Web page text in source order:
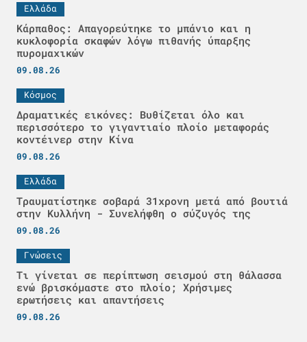
Ελλάδα
Κάρπαθος: Απαγορεύτηκε το μπάνιο και η
κυκλοφορία σκαφών λόγω πιθανής ύπαρξης
πυρομαχικών
09.08.26
Κόσμος
Δραματικές εικόνες: Βυθίζεται όλο και
περισσότερο το γιγαντιαίο πλοίο μεταφοράς
κοντέινερ στην Κίνα
09.08.26
Ελλάδα
Τραυματίστηκε σοβαρά 31χρονη μετά από βουτιά
στην Κυλλήνη - Συνελήφθη ο σύζυγός της
09.08.26
Γνώσεις
Τι γίνεται σε περίπτωση σεισμού στη θάλασσα
ενώ βρισκόμαστε στο πλοίο; Χρήσιμες
ερωτήσεις και απαντήσεις
09.08.26